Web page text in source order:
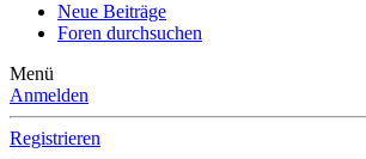
Neue Beiträge
Foren durchsuchen
Menü
Anmelden
Registrieren